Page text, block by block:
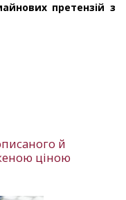
претензій з
й
ціною